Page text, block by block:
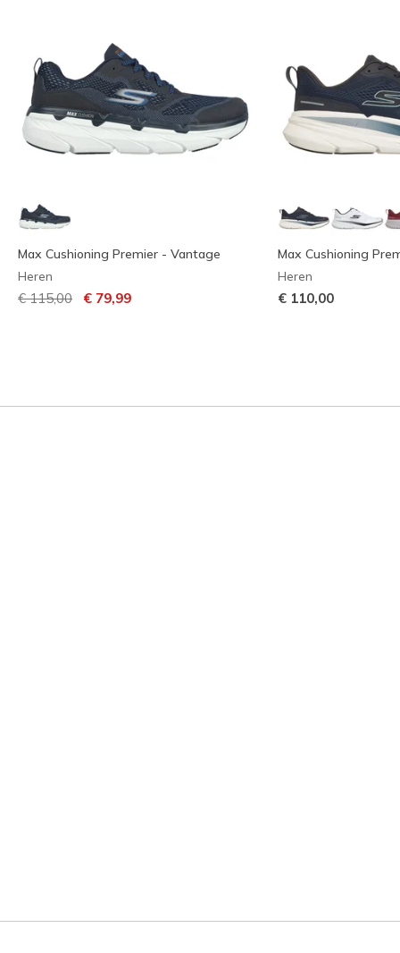
Max Cushioning Premier - Vantage
Heren
Prijs verlaagd van
€ 115,00 naar
€ 79,99
Max Cushioning
Heren
€ 110,00